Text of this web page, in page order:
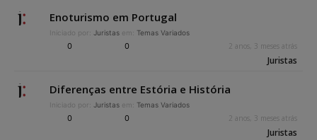
Enoturismo em Portugal
Iniciado por: Juristas em: Temas Variados
0 0 2 anos, 3 meses atrás
Juristas
Diferenças entre Estória e História
Iniciado por: Juristas em: Temas Variados
0 0 2 anos, 3 meses atrás
Juristas